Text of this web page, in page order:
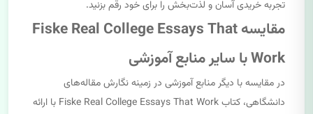
تجربه خریدی آسان و لذت‌بخش را برای خود رقم بزنید.
مقایسه Fiske Real College Essays That
Work با سایر منابع آموزشی
در مقایسه با دیگر منابع آموزشی در زمینه نگارش مقاله‌های
دانشگاهی، کتاب Fiske Real College Essays That Work با ارائه